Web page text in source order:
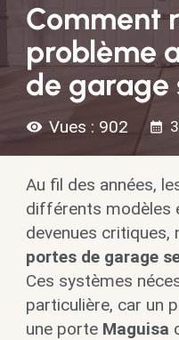
Comment
problème
de garage
visibility Vues : 902 calendar_month
Au fil des années,
différents modèles
devenues
portes de garage
Ces systèmes
particulière, car un
une porte Maguisa